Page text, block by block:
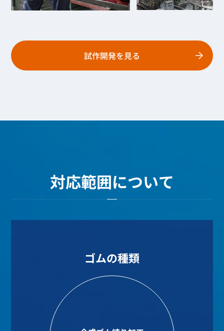
試作開発を見る
対応範囲について
ゴムの種類